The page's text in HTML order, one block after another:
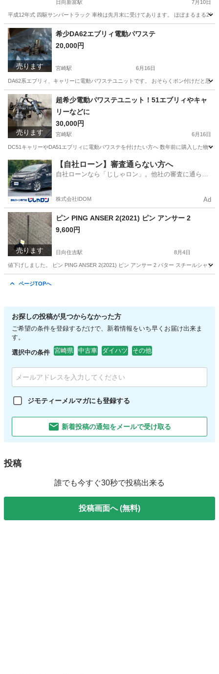
日向新富駅 7月10日
平成12年式 四駆サンバートラック 車検は先月末に受けてあります。 ほぼまるまる2
宮崎 児湯郡 日向新富駅 サンバー
売ります
希少DA62エブリィ電動パワステ
20,000円
宮崎駅 6月16日
DA62系エブリィ、キャリーに電動パワステユニットです。 おそらくポン付けだと思
宮崎 宮崎市 宮崎駅 その他
売ります
超希少電動パワステユニット！51エブリィやキャ
リーなどに
30,000円
宮崎駅 6月16日
DC51キャリーやDA51エブリィに電動パワステを付けたい方へ 数年前に購入した物
宮崎 宮崎市 宮崎駅 その他
【自社ローン】審査通らない方へ
自社ローンなら「じしゃロン」。他社の審査に通らな
株式会社IDOM Ad
売ります
ピン PING ANSER 2(2021) ピン アンサー 2
9,600円
日向住吉駅 8月4日
値下げしました。 ピン PING ANSER 2(2021) ピン アンサー 2 パター スチールシャ
ページTOPへ
お探しの投稿が見つからなかった方
ご希望の条件を登録するだけで、新着情報をいち早くお届け出来ま
す。
選択中の条件 宮崎県 中古車 ダイハツ その他
ジモティーメルマガにも登録する
新着投稿の通知をメールで受け取る
投稿
誰でも今すぐ30秒で投稿出来る
投稿画面へ (無料)